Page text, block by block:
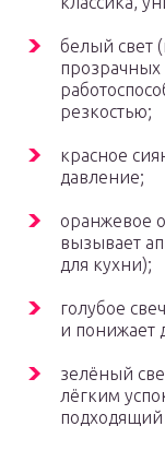
белый свет
резкостью;
красное
давление;
оранжевое
вызывает
для кухни);
голубое
и понижает
зелёный
лёгким
подходящий